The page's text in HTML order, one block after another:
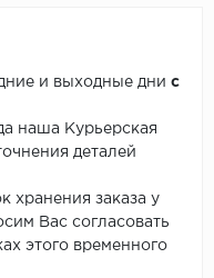
и выходные дни с
наша Курьерская
деталей
хранения заказа у
Вас согласовать
этого временного